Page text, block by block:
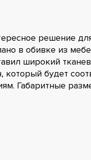
решение
в обивке из
широкий
будет
Габаритные